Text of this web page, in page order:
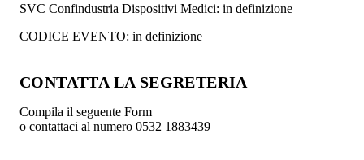
SVC Confindustria Dispositivi Medici: in definizione
CODICE EVENTO: in definizione
CONTATTA LA SEGRETERIA
Compila il seguente Form
o contattaci al numero 0532 1883439